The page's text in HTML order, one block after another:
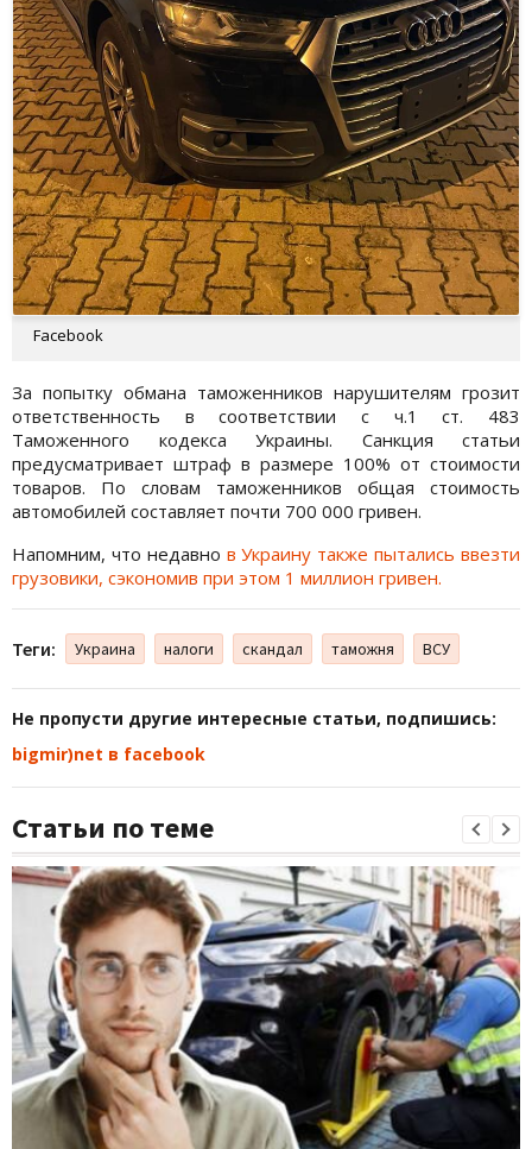
Facebook
За попытку обмана таможенников нарушителям грозит
ответственность в соответствии с ч.1 ст. 483
Таможенного кодекса Украины. Санкция статьи
предусматривает штраф в размере 100% от стоимости
товаров. По словам таможенников общая стоимость
автомобилей составляет почти 700 000 гривен.
Напомним, что недавно в Украину также пытались ввезти
грузовики, сэкономив при этом 1 миллион гривен.
Теги: Украина налоги скандал таможня ВСУ
Не пропусти другие интересные статьи, подпишись:
bigmir)net в facebook
Статьи по теме